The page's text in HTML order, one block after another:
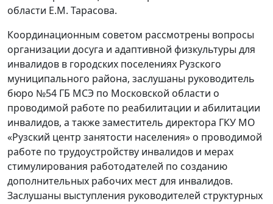
области Е.М. Тарасова.
Координационным советом рассмотрены вопросы
организации досуга и адаптивной физкультуры для
инвалидов в городских поселениях Рузского
муниципального района, заслушаны руководитель
бюро №54 ГБ МСЭ по Московской области о
проводимой работе по реабилитации и абилитации
инвалидов, а также заместитель директора ГКУ МО
«Рузский центр занятости населения» о проводимой
работе по трудоустройству инвалидов и мерах
стимулирования работодателей по созданию
дополнительных рабочих мест для инвалидов.
Заслушаны выступления руководителей структурных